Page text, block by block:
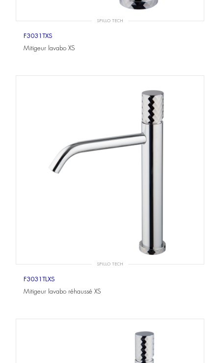
SPILLO TECH
F3031TXS
Mitigeur lavabo XS
SPILLO TECH
F3031TLXS
Mitigeur lavabo réhaussé XS